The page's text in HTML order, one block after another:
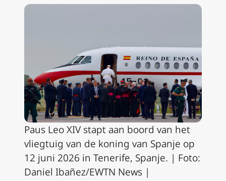
Paus Leo XIV stapt aan boord van het
vliegtuig van de koning van Spanje op
12 juni 2026 in Tenerife, Spanje. | Foto:
Daniel Ibañez/EWTN News |